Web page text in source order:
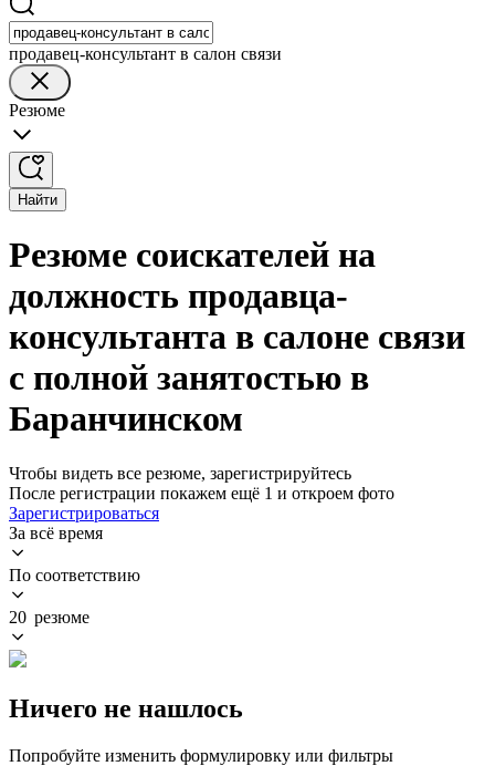
продавец-консультант в салон связи
Резюме
Найти
Резюме соискателей на
должность продавца-
консультанта в салоне связи
с полной занятостью в
Баранчинском
Чтобы видеть все резюме, зарегистрируйтесь
После регистрации покажем ещё 1 и откроем фото
Зарегистрироваться
За всё время
По соответствию
20 резюме
Ничего не нашлось
Попробуйте изменить формулировку или фильтры